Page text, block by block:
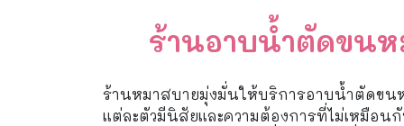
ร้านอาบน้ำตัดขน
ร้านหมาสบายมุ่งมั่นให้บริการอาบน้ำตัดขนห
แต่ละตัวมีนิสัยและความต้องการที่ไม่เหมือ